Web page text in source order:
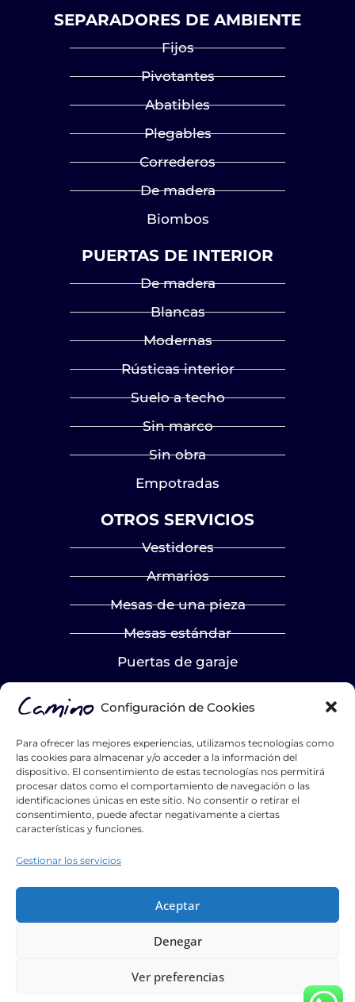
Configuración de Cookies
Para ofrecer las mejores experiencias, utilizamos tecnologías como
las cookies para almacenar y/o acceder a la información del
dispositivo. El consentimiento de estas tecnologías nos permitirá
procesar datos como el comportamiento de navegación o las
identificaciones únicas en este sitio. No consentir o retirar el
consentimiento, puede afectar negativamente a ciertas
características y funciones.
Gestionar los servicios
Aceptar
Denegar
Ver preferencias
SEPARADORES DE AMBIENTE
Fijos
Pivotantes
Abatibles
Plegables
Correderos
De madera
Biombos
PUERTAS DE INTERIOR
De madera
Blancas
Modernas
Rústicas interior
Suelo a techo
Sin marco
Sin obra
Empotradas
OTROS SERVICIOS
Vestidores
Armarios
Mesas de una pieza
Mesas estándar
Puertas de garaje
LA EMPRESA
Proyectos
Blog
Contacto
Hazte distribuidor
List Title #2